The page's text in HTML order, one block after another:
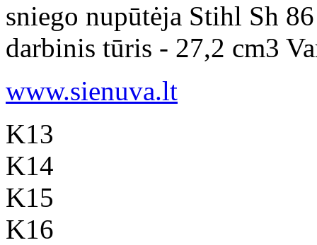
sniego nupūtėja Stihl Sh
darbinis tūris - 27,2 cm3
www.sienuva.lt
K13
K14
K15
K16